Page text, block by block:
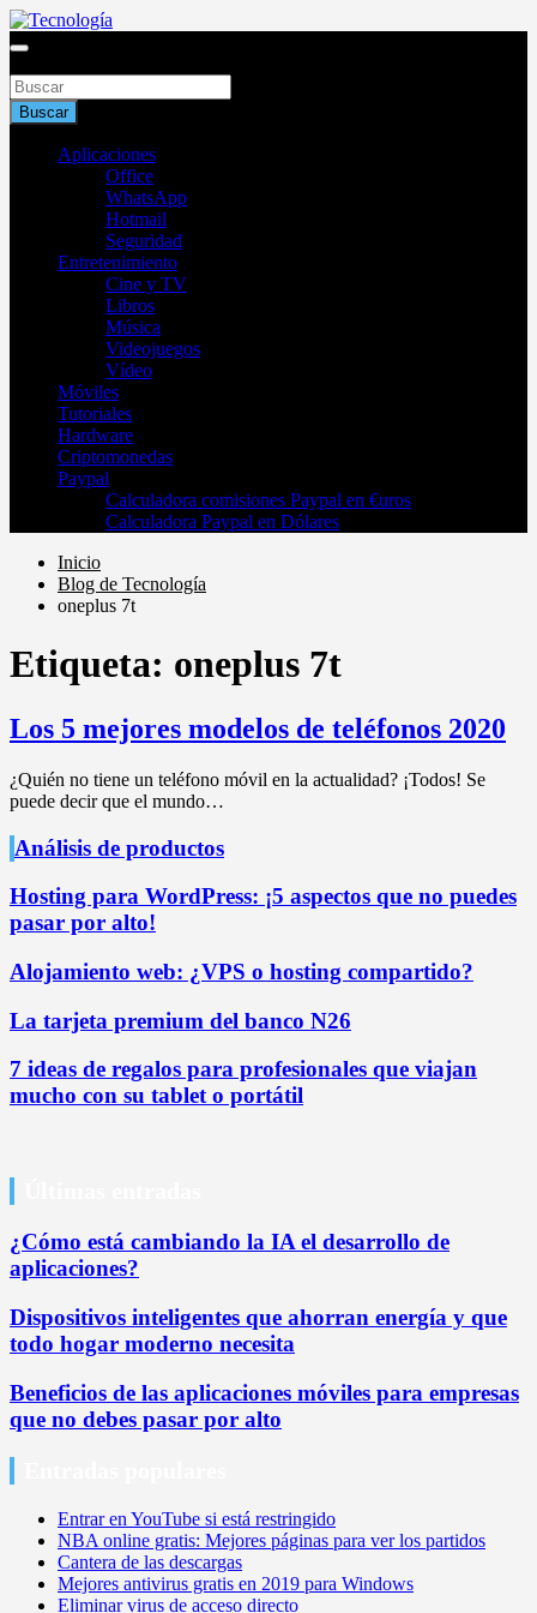
Saltar
al
Tecnología
Buscar
Aplicaciones
Office
WhatsApp
Hotmail
Seguridad
Entretenimiento
Cine y TV
Libros
Música
Videojuegos
Vídeo
Móviles
Tutoriales
Hardware
Criptomonedas
Paypal
Calculadora comisiones Paypal en €uros
Calculadora Paypal en Dólares
Inicio
Blog de Tecnología
oneplus 7t
Etiqueta: oneplus 7t
Los 5 mejores modelos de teléfonos 2020
¿Quién no tiene un teléfono móvil en la actualidad? ¡Todos! Se
puede decir que el mundo…
Análisis de productos
Hosting para WordPress: ¡5 aspectos que no puedes
pasar por alto!
Alojamiento web: ¿VPS o hosting compartido?
La tarjeta premium del banco N26
7 ideas de regalos para profesionales que viajan
mucho con su tablet o portátil
¿Cómo está cambiando la IA el desarrollo de
aplicaciones?
Dispositivos inteligentes que ahorran energía y que
todo hogar moderno necesita
Beneficios de las aplicaciones móviles para empresas
que no debes pasar por alto
Entrar en YouTube si está restringido
NBA online gratis: Mejores páginas para ver los partidos
Cantera de las descargas
Mejores antivirus gratis en 2019 para Windows
Eliminar virus de acceso directo